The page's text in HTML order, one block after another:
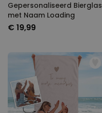
Gepersonaliseerd Bierglas
met Naam Loading
€ 19,99